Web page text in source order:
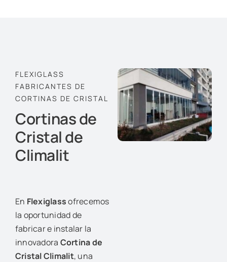
FLEXIGLASS
FABRICANTES DE
CORTINAS DE CRISTAL
Cortinas de
Cristal de
Climalit
En Flexiglassofrecemos
la oportunidad de
fabricar e instalar la
innovadora Cortina de
Cristal Climalit, una